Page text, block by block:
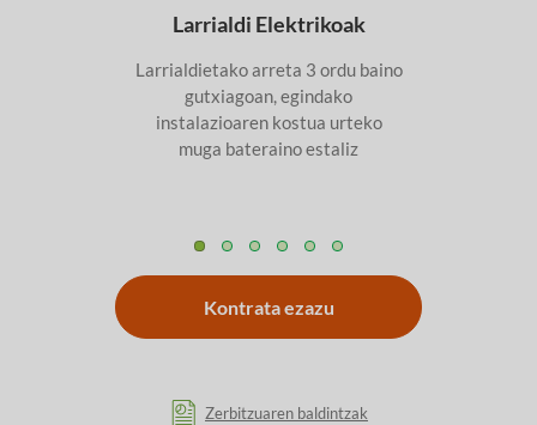
Larrialdi Elektrikoak
Larrialdietako arreta 3 ordu baino
gutxiagoan, egindako
instalazioaren kostua urteko
muga bateraino estaliz
Kontrata ezazu
Zerbitzuaren baldintzak